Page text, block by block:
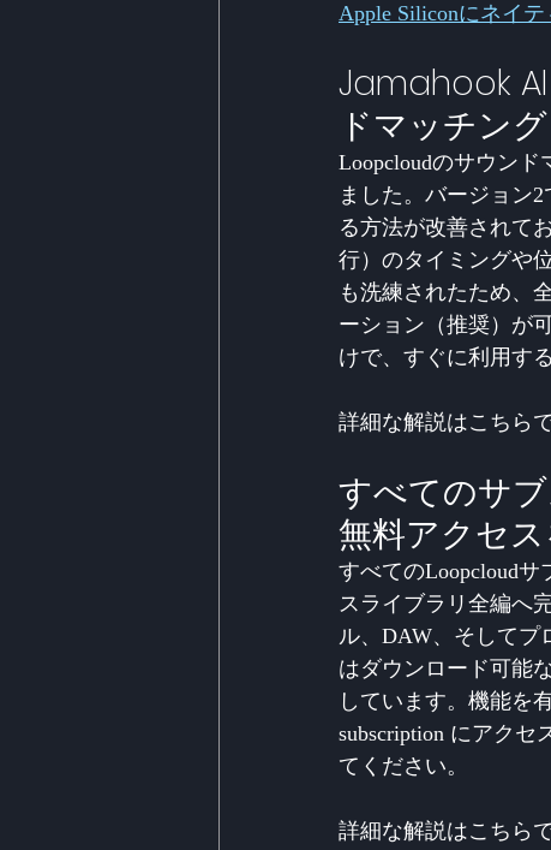
Apple Siliconにネイ
Jamahook
ドマッチング
Loopcloudのサウン
ました。バージョン
る方法が改善されて
行）のタイミングや
も洗練されたため、
ーション（推奨）が
けで、すぐに利用す
詳細な解説はこちら
すべてのサ
無料アクセ
すべてのLoopcloudサ
スライブラリ全編へ
ル、DAW、そしてプ
はダウンロード可能
しています。機能を
subscription にアクセ
てください。
詳細な解説はこちら